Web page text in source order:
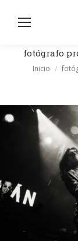
fotógrafo
Estás aquí:
Inicio